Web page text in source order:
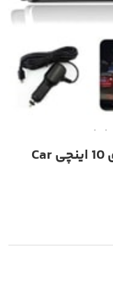
دوربین فیلمبرداری خودرو آیینه ای 10 اینچی Car